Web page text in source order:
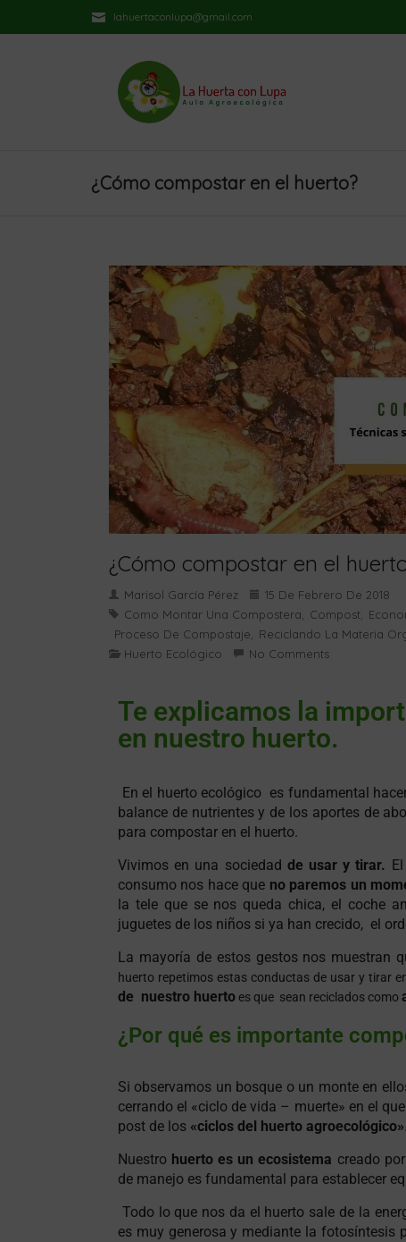
lahuertaconlupa@gmail.com
¿Cómo compostar en el huerto?
¿Cómo compostar en el
Marisol García Pérez
15 De Febrero De 2018
Como Montar Una Compostera
Compost
Proceso De Compostaje
Reciclando La Materia
Huerto Ecológico
No Comments
Te explicamos la
en nuestro huerto.
En el huerto ecológico es fundamental
balance de nutrientes y de los aportes de
para compostar en el huerto.
Vivimos en una sociedad de usar y tirar.
consumo nos hace que no paremos un
la tele que se nos queda chica, el coche
juguetes de los niños si ya han crecido, el
La mayoría de estos gestos nos muestran
huerto repetimos estas conductas de usar y tirar
de nuestro huerto es que sean reciclados como
¿Por qué es importante
Si observamos un bosque o un monte en
cerrando el «ciclo de vida – muerte» en el
post de los «ciclos del huerto agroecológico».
Nuestro huerto es un ecosistema creado
de manejo es fundamental para establecer
Todo lo que nos da el huerto sale de la
es muy generosa y mediante la fotosíntesis